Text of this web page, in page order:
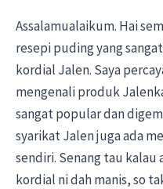
Assalamualaikum. Hai
resepi puding yang
kordial Jalen. Saya
mengenali produk
sangat popular dan
syarikat Jalen juga ada
sendiri. Senang tau kalau
kordial ni dah manis, so